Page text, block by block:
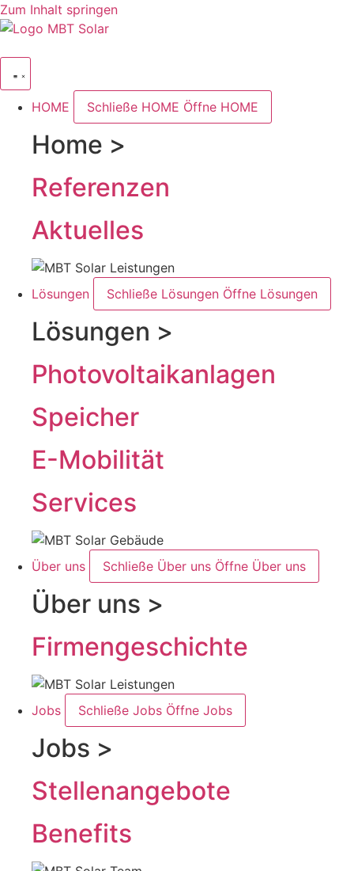
Zum Inhalt springen
HOME Schließe HOME Öffne HOME
Home >
Referenzen
Aktuelles
Lösungen Schließe Lösungen Öffne Lösungen
Lösungen >
Photovoltaikanlagen
Speicher
E-Mobilität
Services
Über uns Schließe Über uns Öffne Über uns
Über uns >
Firmengeschichte
Jobs Schließe Jobs Öffne Jobs
Jobs >
Stellenangebote
Benefits